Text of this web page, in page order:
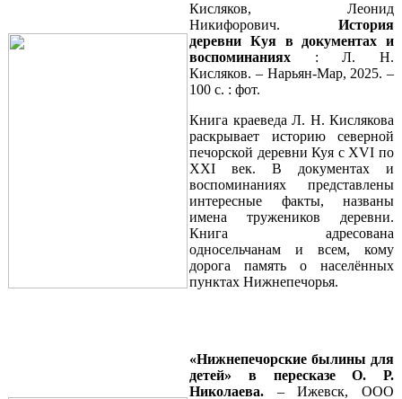
Кисляков, Леонид
Никифорович. История
деревни Куя в документах и
воспоминаниях : Л. Н.
Кисляков. – Нарьян-Мар, 2025. –
100 с. : фот.
Книга краеведа Л. Н. Кислякова
раскрывает историю северной
печорской деревни Куя с XVI по
XXI век. В документах и
воспоминаниях представлены
интересные факты, названы
имена тружеников деревни.
Книга адресована
односельчанам и всем, кому
дорога память о населённых
пунктах Нижнепечорья.
«Нижнепечорские былины для
детей» в пересказе О. Р.
Николаева. – Ижевск, ООО